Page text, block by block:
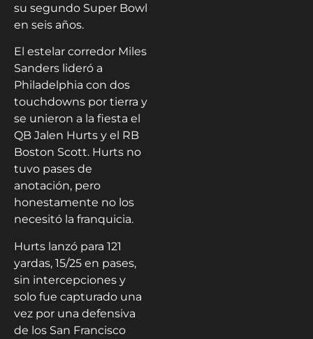
su segundo Super Bowl
en seis años.
El estelar corredor Miles
Sanders lideró a
Philadelphia con dos
touchdowns por tierra y
se unieron a la fiesta el
QB Jalen Hurts y el RB
Boston Scott. Hurts no
tuvo pases de
anotación, pero
honestamente no los
necesitó la franquicia.
Hurts lanzó para 121
yardas, 15/25 en pases,
sin intercepciones y
solo fue capturado una
vez por una defensiva
de los San Francisco